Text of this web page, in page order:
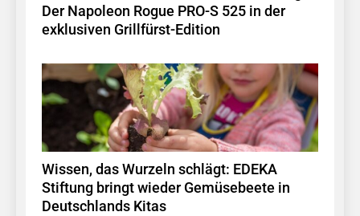
Der Napoleon Rogue PRO-S 525 in der
exklusiven Grillfürst-Edition
Wissen, das Wurzeln schlägt: EDEKA
Stiftung bringt wieder Gemüsebeete in
Deutschlands Kitas